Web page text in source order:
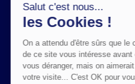
Salut c'est nous...
les Cookies !
On a attendu d'être sûrs que le
de ce site vous intéresse avant
vous déranger, mais on
votre visite... C'est OK pour